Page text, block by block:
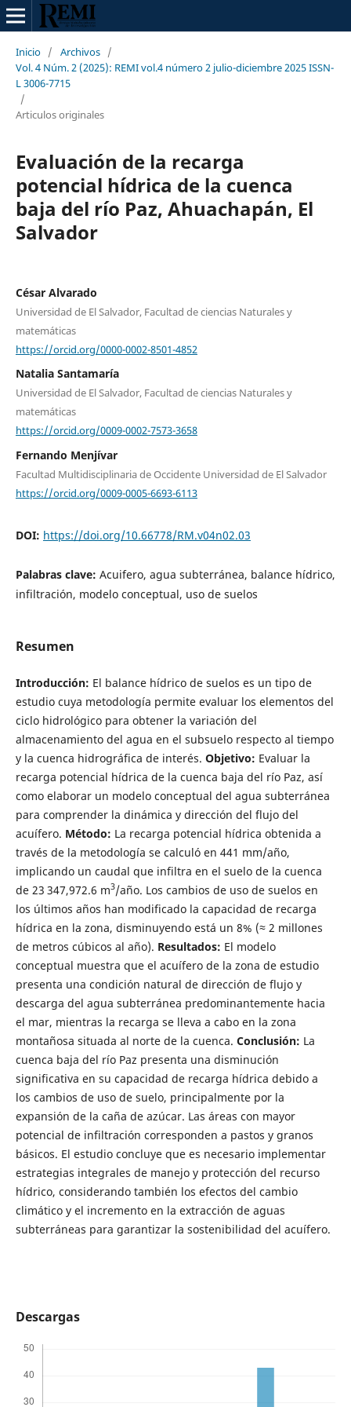
Inicio / Archivos /
Vol. 4 Núm. 2 (2025): REMI vol.4 número 2 julio-diciembre 2025 ISSN-
L 3006-7715
/
Articulos originales
Evaluación de la recarga
potencial hídrica de la cuenca
baja del río Paz, Ahuachapán, El
Salvador
César Alvarado
Universidad de El Salvador, Facultad de ciencias Naturales y
matemáticas
https://orcid.org/0000-0002-8501-4852
Natalia Santamaría
Universidad de El Salvador, Facultad de ciencias Naturales y
matemáticas
https://orcid.org/0009-0002-7573-3658
Fernando Menjívar
Facultad Multidisciplinaria de Occidente Universidad de El Salvador
https://orcid.org/0009-0005-6693-6113
DOI: https://doi.org/10.66778/RM.v04n02.03
Palabras clave: Acuifero, agua subterránea, balance hídrico,
infiltración, modelo conceptual, uso de suelos
Resumen
Introducción: El balance hídrico de suelos es un tipo de
estudio cuya metodología permite evaluar los elementos del
ciclo hidrológico para obtener la variación del
almacenamiento del agua en el subsuelo respecto al tiempo
y la cuenca hidrográfica de interés. Objetivo: Evaluar la
recarga potencial hídrica de la cuenca baja del río Paz, así
como elaborar un modelo conceptual del agua subterránea
para comprender la dinámica y dirección del flujo del
acuífero. Método: La recarga potencial hídrica obtenida a
través de la metodología se calculó en 441 mm/año,
implicando un caudal que infiltra en el suelo de la cuenca
de 23 347,972.6 m3/año. Los cambios de uso de suelos en
los últimos años han modificado la capacidad de recarga
hídrica en la zona, disminuyendo está un 8% (≈ 2 millones
de metros cúbicos al año). Resultados: El modelo
conceptual muestra que el acuífero de la zona de estudio
presenta una condición natural de dirección de flujo y
descarga del agua subterránea predominantemente hacia
el mar, mientras la recarga se lleva a cabo en la zona
montañosa situada al norte de la cuenca. Conclusión: La
cuenca baja del río Paz presenta una disminución
significativa en su capacidad de recarga hídrica debido a
los cambios de uso de suelo, principalmente por la
expansión de la caña de azúcar. Las áreas con mayor
potencial de infiltración corresponden a pastos y granos
básicos. El estudio concluye que es necesario implementar
estrategias integrales de manejo y protección del recurso
hídrico, considerando también los efectos del cambio
climático y el incremento en la extracción de aguas
subterráneas para garantizar la sostenibilidad del acuífero.
Descargas